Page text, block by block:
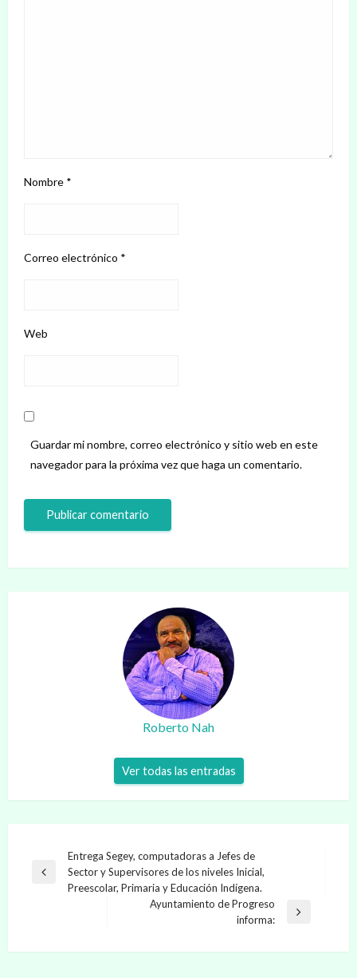
Nombre *
Correo electrónico *
Web
Guardar mi nombre, correo electrónico y sitio web en este
navegador para la próxima vez que haga un comentario.
Roberto Nah
Ver todas las entradas
Navegación
de
Entrada
anterior
Entrega Segey, computadoras a Jefes de
Sector y Supervisores de los niveles Inicial,
Preescolar, Primaria y Educación Indígena.
Ayuntamiento de Progreso
informa: